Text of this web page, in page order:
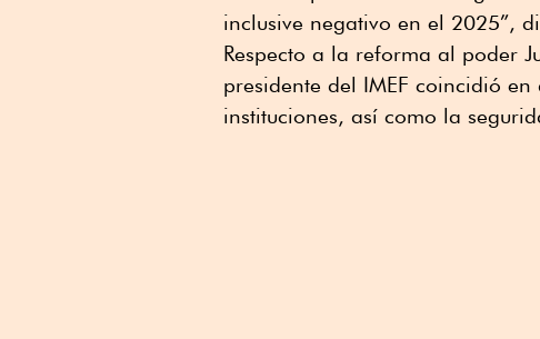
inclusive negativo en el 2025”,
Respecto a la reforma al poder
presidente del IMEF coincidió
instituciones, así como la